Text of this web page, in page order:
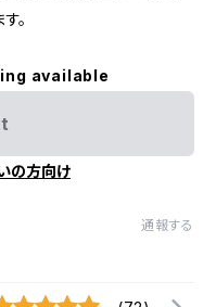
。
available
の方向け
通報する